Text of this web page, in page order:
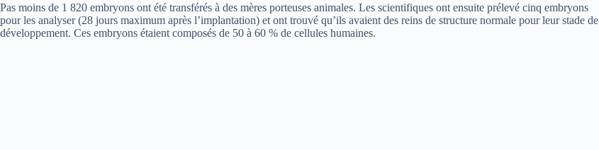
Pas moins de 1 820 embryons ont été transférés à des mères porteuses animales. Les scientifiques ont ensuite prélevé cinq embryons
pour les analyser (28 jours maximum après l’implantation) et ont trouvé qu’ils avaient des reins de structure normale pour leur stade de
développement. Ces embryons étaient composés de 50 à 60 % de cellules humaines.